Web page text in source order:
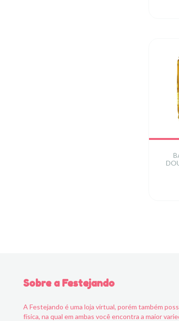
Sobre a Festejando
A Festejando é uma loja virtual, porém também
física, na qual em ambas você encontra a maior